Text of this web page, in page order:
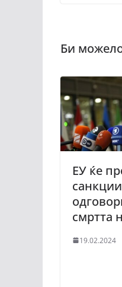
ЕУ ќе
смртта
19.02.2024